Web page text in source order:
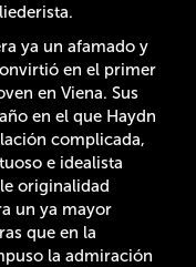
ya un afamado y
en el primer
en Viena. Sus
en el que Haydn
complicada,
e idealista
originalidad
un ya mayor
que en la
la admiración